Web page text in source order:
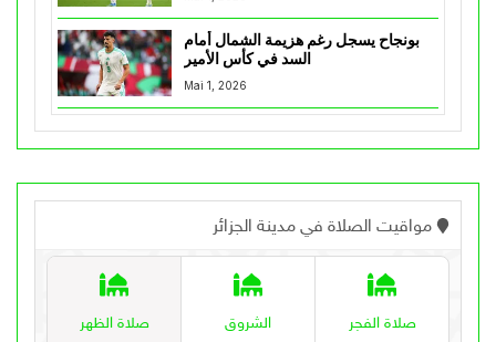
بونجاح يسجل رغم هزيمة الشمال أمام
السد في كأس الأمير
Mai 1, 2026